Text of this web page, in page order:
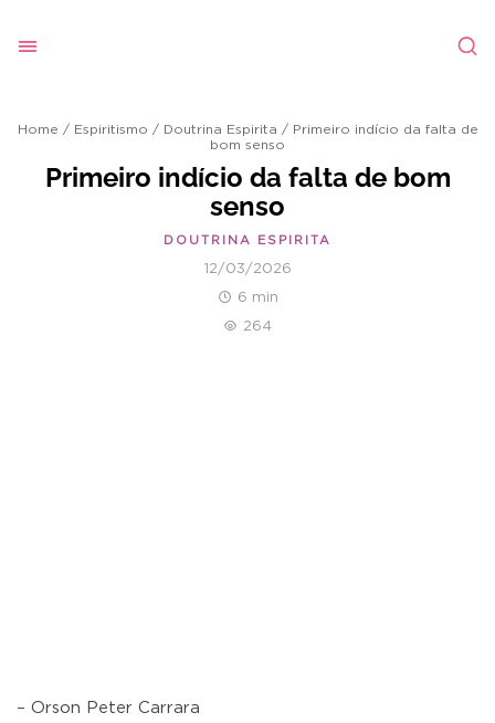
Home / Espiritismo / Doutrina Espirita / Primeiro indício da falta de
bom senso
Primeiro indício da falta de bom
senso
DOUTRINA ESPIRITA
12/03/2026
6 min
264
– Orson Peter Carrara